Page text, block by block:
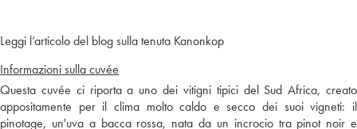
Leggi l’articolo del blog sulla tenuta Kanonkop
Informazioni sulla cuvée
Questa cuvée ci riporta a uno dei vitigni tipici del Sud Africa, creato
appositamente per il clima molto caldo e secco dei suoi vigneti: il
pinotage, un'uva a bacca rossa, nata da un incrocio tra pinot noir e